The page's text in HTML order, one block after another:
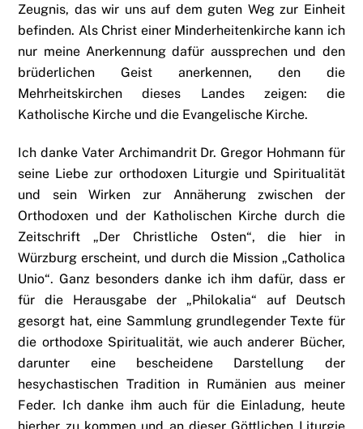
Zeugnis, das wir uns auf dem guten Weg zur Einheit
befinden. Als Christ einer Minderheitenkirche kann ich
nur meine Anerkennung dafür aussprechen und den
brüderlichen Geist anerkennen, den die
Mehrheitskirchen dieses Landes zeigen: die
Katholische Kirche und die Evangelische Kirche.
Ich danke Vater Archimandrit Dr. Gregor Hohmann für
seine Liebe zur orthodoxen Liturgie und Spiritualität
und sein Wirken zur Annäherung zwischen der
Orthodoxen und der Katholischen Kirche durch die
Zeitschrift „Der Christliche Osten“, die hier in
Würzburg erscheint, und durch die Mission „Catholica
Unio“. Ganz besonders danke ich ihm dafür, dass er
für die Herausgabe der „Philokalia“ auf Deutsch
gesorgt hat, eine Sammlung grundlegender Texte für
die orthodoxe Spiritualität, wie auch anderer Bücher,
darunter eine bescheidene Darstellung der
hesychastischen Tradition in Rumänien aus meiner
Feder. Ich danke ihm auch für die Einladung, heute
hierher zu kommen und an dieser Göttlichen Liturgie